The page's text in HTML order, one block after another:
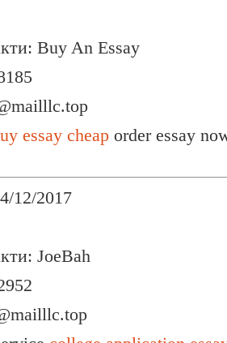
Buy An Essay
essay cheap order essay
12/2017
JoeBah